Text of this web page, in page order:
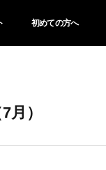
初めての方へ
月）